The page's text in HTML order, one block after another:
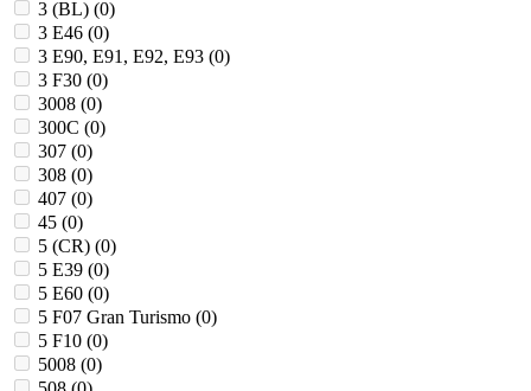
3 (BL) (0)
3 E46 (0)
3 E90, E91, E92, E93 (0)
3 F30 (0)
3008 (0)
300C (0)
307 (0)
308 (0)
407 (0)
45 (0)
5 (CR) (0)
5 E39 (0)
5 E60 (0)
5 F07 Gran Turismo (0)
5 F10 (0)
5008 (0)